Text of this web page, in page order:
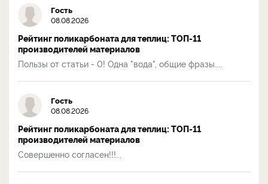
Гость
08.08.2026
Рейтинг поликарбоната для теплиц: ТОП-11
производителей материалов
Пользы от статьи - 0! Одна "вода", общие фразы....
Гость
08.08.2026
Рейтинг поликарбоната для теплиц: ТОП-11
производителей материалов
Совершенно согласен!!!...